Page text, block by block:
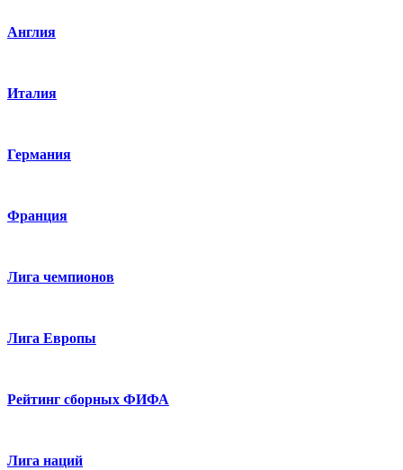
Англия
Италия
Германия
Франция
Лига чемпионов
Лига Европы
Рейтинг сборных ФИФА
Лига наций